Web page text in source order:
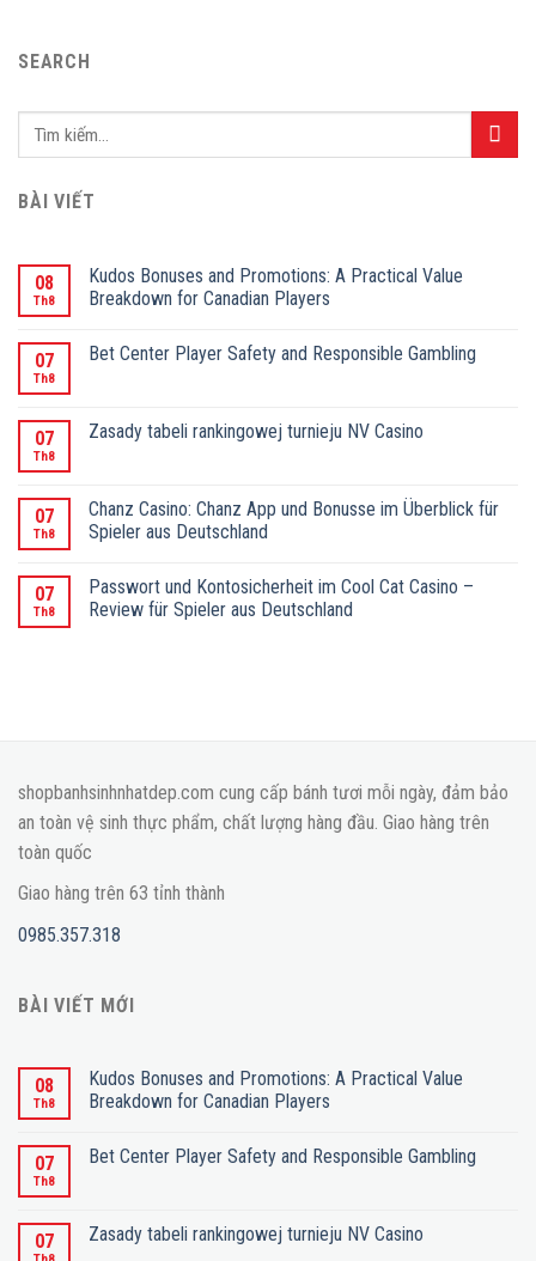
SEARCH
BÀI VIẾT
08
Th8
Kudos Bonuses and Promotions: A Practical Value
Breakdown for Canadian Players
07
Th8
Bet Center Player Safety and Responsible Gambling
07
Th8
Zasady tabeli rankingowej turnieju NV Casino
07
Th8
Chanz Casino: Chanz App und Bonusse im Überblick für
Spieler aus Deutschland
07
Th8
Passwort und Kontosicherheit im Cool Cat Casino –
Review für Spieler aus Deutschland
shopbanhsinhnhatdep.com cung cấp bánh tươi mỗi ngày, đảm bảo
an toàn vệ sinh thực phẩm, chất lượng hàng đầu. Giao hàng trên
toàn quốc
Giao hàng trên 63 tỉnh thành
0985.357.318
BÀI VIẾT MỚI
08
Th8
Kudos Bonuses and Promotions: A Practical Value
Breakdown for Canadian Players
07
Th8
Bet Center Player Safety and Responsible Gambling
07 Zasady tabeli rankingowej turnieju NV Casino